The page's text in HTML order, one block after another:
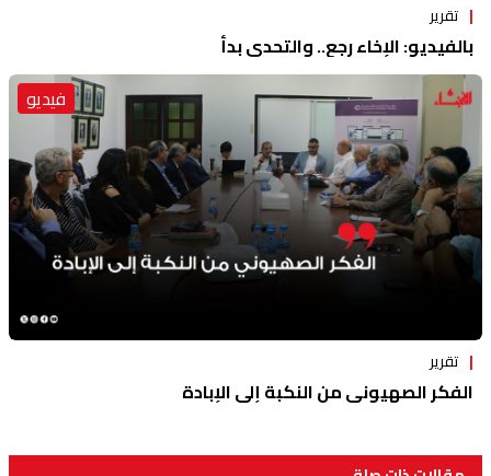
تقرير
بالفيديو: الإخاء رجع.. والتحدي بدأ
فيديو
تقرير
الفكر الصهيوني من النكبة إلى الإبادة